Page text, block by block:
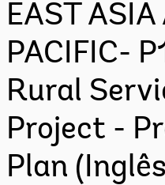
EAST ASIA
PACIFIC-
Rural
Project -
Plan